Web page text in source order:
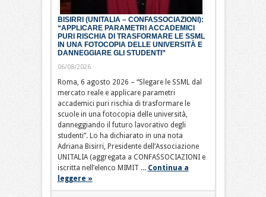
BISIRRI (UNITALIA – CONFASSOCIAZIONI):
“APPLICARE PARAMETRI ACCADEMICI
PURI RISCHIA DI TRASFORMARE LE SSML
IN UNA FOTOCOPIA DELLE UNIVERSITÀ E
DANNEGGIARE GLI STUDENTI”
06/08/2026
Roma, 6 agosto 2026 – “Slegare le SSML dal
mercato reale e applicare parametri
accademici puri rischia di trasformare le
scuole in una fotocopia delle università,
danneggiando il futuro lavorativo degli
studenti”. Lo ha dichiarato in una nota
Adriana Bisirri, Presidente dell’Associazione
UNITALIA (aggregata a CONFASSOCIAZIONI e
iscritta nell’elenco MIMIT ... Continua a
leggere »